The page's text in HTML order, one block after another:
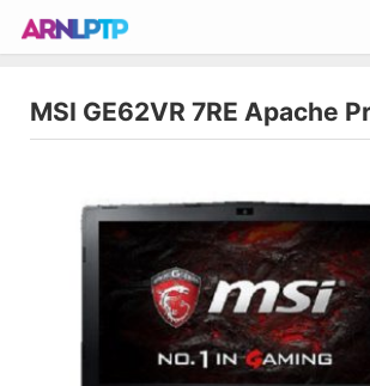
MSI GE62VR 7RE Apache